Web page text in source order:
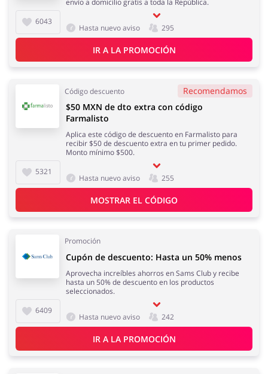
6043
envío a domicilio gratis a toda la República.
Hasta nuevo aviso 295
IR A LA PROMOCIÓN
Código descuento Recomendamos
5321
$50 MXN de dto extra con código
Farmalisto
Aplica este código de descuento en Farmalisto para
recibir $50 de descuento extra en tu primer pedido.
Monto mínimo $500.
Hasta nuevo aviso 255
MOSTRAR EL CÓDIGO
Promoción
6409
Cupón de descuento: Hasta un 50% menos
Aprovecha increíbles ahorros en Sams Club y recibe
hasta un 50% de descuento en los productos
seleccionados.
Hasta nuevo aviso 242
IR A LA PROMOCIÓN